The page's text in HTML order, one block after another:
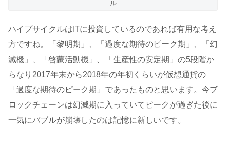
ル
ハイプサイクルはITに投資しているのであれば有用な考え
方ですね。「黎明期」、「過度な期待のピーク期」、「幻
滅機」、「啓蒙活動機」、「生産性の安定期」の5段階か
らなり2017年末から2018年の年初くらいが仮想通貨の
「過度な期待のピーク期」であったものと思います。今ブ
ロックチェーンは幻滅期に入っていてピークが過ぎた後に
一気にバブルが崩壊したのは記憶に新しいです。